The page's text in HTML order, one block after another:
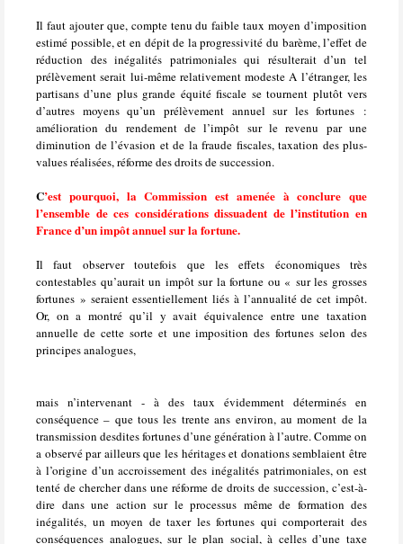
Il faut ajouter que, compte tenu du faible taux moyen d’imposition
estimé possible, et en dépit de la progressivité du barème, l’effet de
réduction des inégalités patrimoniales qui résulterait d’un tel
prélèvement serait lui-même relativement modeste A l’étranger, les
partisans d’une plus grande équité fiscale se tournent plutôt vers
d’autres moyens qu’un prélèvement annuel sur les fortunes :
amélioration du rendement de l’impôt sur le revenu par une
diminution de l’évasion et de la fraude fiscales, taxation des plus-
values réalisées, réforme des droits de succession.
C’est pourquoi, la Commission est amenée à conclure que
l’ensemble de ces considérations dissuadent de l’institution en
France d’un impôt annuel sur la fortune.
Il faut observer toutefois que les effets économiques très
contestables qu’aurait un impôt sur la fortune ou « sur les grosses
fortunes » seraient essentiellement liés à l’annualité de cet impôt.
Or, on a montré qu’il y avait équivalence entre une taxation
annuelle de cette sorte et une imposition des fortunes selon des
principes analogues,
mais n’intervenant - à des taux évidemment déterminés en
conséquence – que tous les trente ans environ, au moment de la
transmission desdites fortunes d’une génération à l’autre. Comme on
a observé par ailleurs que les héritages et donations semblaient être
à l’origine d’un accroissement des inégalités patrimoniales, on est
tenté de chercher dans une réforme de droits de succession, c’est-à-
dire dans une action sur le processus même de formation des
inégalités, un moyen de taxer les fortunes qui comporterait des
conséquences analogues, sur le plan social, à celles d’une taxe